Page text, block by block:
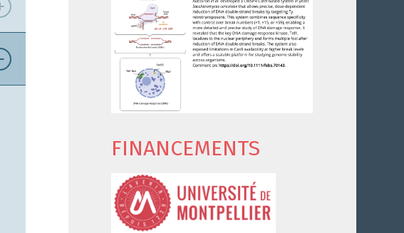
FINANCEMENTS